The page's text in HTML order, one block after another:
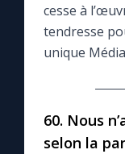
Le magazine
Questions-
cesse à
tendresse
unique
60. Nous
selon la